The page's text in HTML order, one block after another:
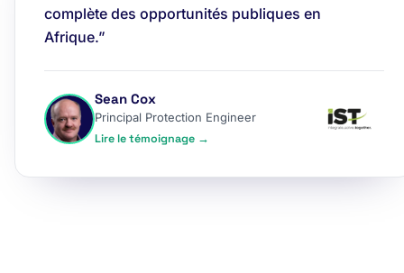
complète des opportunités publiques en
Afrique.”
Sean Cox
Principal Protection Engineer
Lire le témoignage →